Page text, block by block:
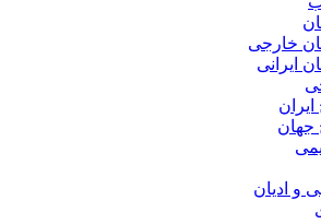
خارجی
ایرانی
ایران
جهان
و ادیان